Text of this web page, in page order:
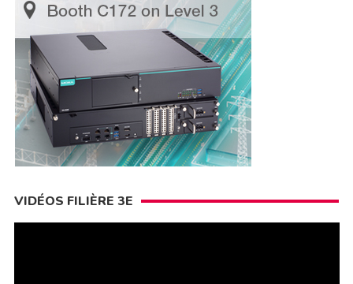
VIDÉOS FILIÈRE 3E